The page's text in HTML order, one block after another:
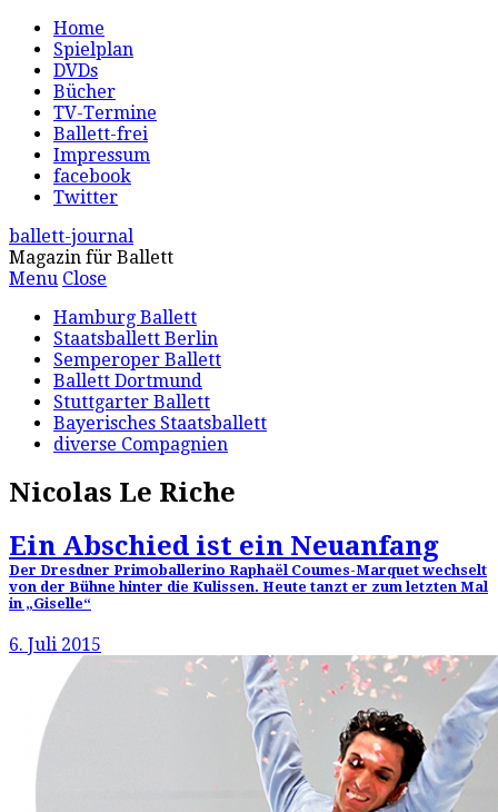
Home
Spielplan
DVDs
Bücher
TV-Termine
Ballett-frei
Impressum
facebook
Twitter
ballett-journal
Magazin für Ballett
Menu Close
Hamburg Ballett
Staatsballett Berlin
Semperoper Ballett
Ballett Dortmund
Stuttgarter Ballett
Bayerisches Staatsballett
diverse Compagnien
Nicolas Le Riche
Ein Abschied ist ein Neuanfang
Der Dresdner Primoballerino Raphaël Coumes-Marquet wechselt
von der Bühne hinter die Kulissen. Heute tanzt er zum letzten Mal
in „Giselle“
6. Juli 2015